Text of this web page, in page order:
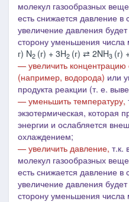
молекул газообразных
есть снижается давление в
увеличение давления
сторону уменьшения числа
г) N2 (г) + 3H2 (г) ⇄ 2NH3 (г)
— увеличить концентрацию
(например, водорода) или
продукта реакции (т. е.
— уменьшить температуру,
экзотермическая, которая
энергии и ослабляется
охлаждением;
— увеличить давление, т.к.
молекул газообразных
есть снижается давление в
увеличение давления
сторону уменьшения числа